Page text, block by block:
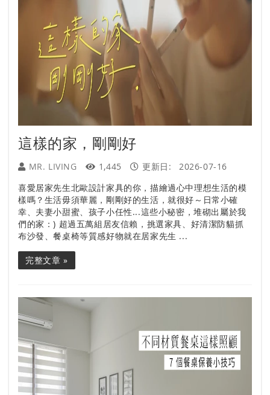
這樣的家，剛剛好
MR. LIVING 1,445 更新日:
2026-07-16
喜愛居家先生北歐設計家具的你，描繪過心中理想生活的模
樣嗎？生活毋須華麗，剛剛好的生活，就很好～日常小確
幸、夫妻小甜蜜、孩子小任性...這些小秘密，堆砌出屬於我
們的家：) 超過五萬組居友信賴，挑選家具、好清潔防貓抓
布沙發、餐桌椅等質感好物就在居家先生 ...
完整文章 »